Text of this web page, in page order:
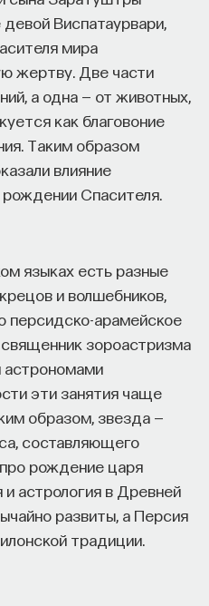
Виспатаурвари,
мира
жертву. Две части
а одна — от животных,
как благовоние
Таким образом
влияние
Спасителя.
языках есть разные
и волшебников,
персидско-арамейское
зороастризма
астрономами
эти занятия чаще
образом, звезда —
составляющего
рождение царя
астрология в Древней
развиты, а Персия
традиции.
казалось, что
хорошо и логично
— зафиксировать
Но самый важный
когда человек
этим материалом
И получается,
происходит
а как
использования еще
не то, что студент
именно он это делает.
усилия, студенты
когнитивную
вообще не для этого
агенту